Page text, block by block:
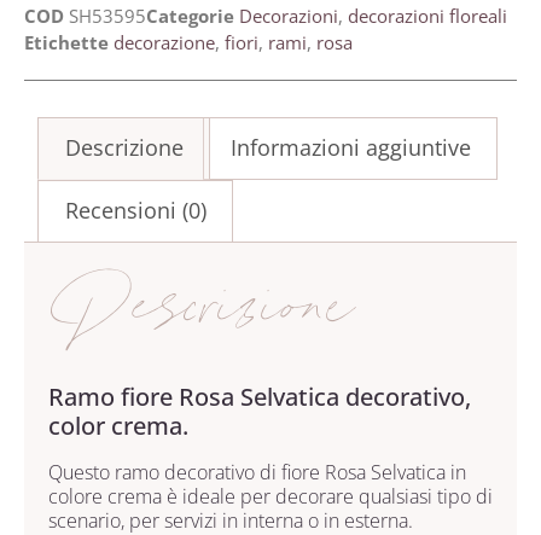
COD SH53595Categorie Decorazioni, decorazioni floreali
Etichette decorazione, fiori, rami, rosa
Descrizione Informazioni aggiuntive
Recensioni (0)
Descrizione
Ramo fiore Rosa Selvatica decorativo,
color crema.
Questo ramo decorativo di fiore Rosa Selvatica in
colore crema è ideale per decorare qualsiasi tipo di
scenario, per servizi in interna o in esterna.